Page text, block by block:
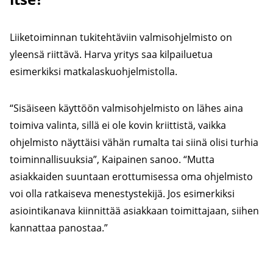
Liiketoiminnan tukitehtäviin valmisohjelmisto on
yleensä riittävä. Harva yritys saa kilpailuetua
esimerkiksi matkalaskuohjelmistolla.
“Sisäiseen käyttöön valmisohjelmisto on lähes aina
toimiva valinta, sillä ei ole kovin kriittistä, vaikka
ohjelmisto näyttäisi vähän rumalta tai siinä olisi turhia
toiminnallisuuksia”, Kaipainen sanoo. “Mutta
asiakkaiden suuntaan erottumisessa oma ohjelmisto
voi olla ratkaiseva menestystekijä. Jos esimerkiksi
asiointikanava kiinnittää asiakkaan toimittajaan, siihen
kannattaa panostaa.”